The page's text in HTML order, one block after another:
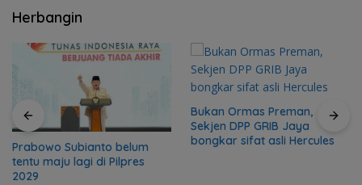
Herbangin
Prabowo Subianto belum
tentu maju lagi di Pilpres
2029
Bukan Ormas Preman,
Sekjen DPP GRIB Jaya
bongkar sifat asli Hercules